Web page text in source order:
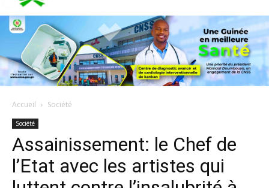
Accueil Société
Société
Assainissement: le Chef de
l’Etat avec les artistes qui